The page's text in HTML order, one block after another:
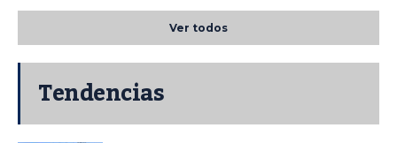
Ver todos
Tendencias